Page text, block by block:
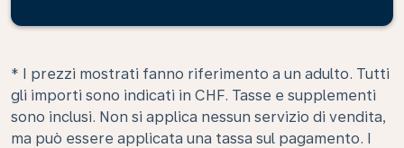
* I prezzi mostrati fanno riferimento a un adulto. Tutti
gli importi sono indicati in CHF. Tasse e supplementi
sono inclusi. Non si applica nessun servizio di vendita,
ma può essere applicata una tassa sul pagamento. I